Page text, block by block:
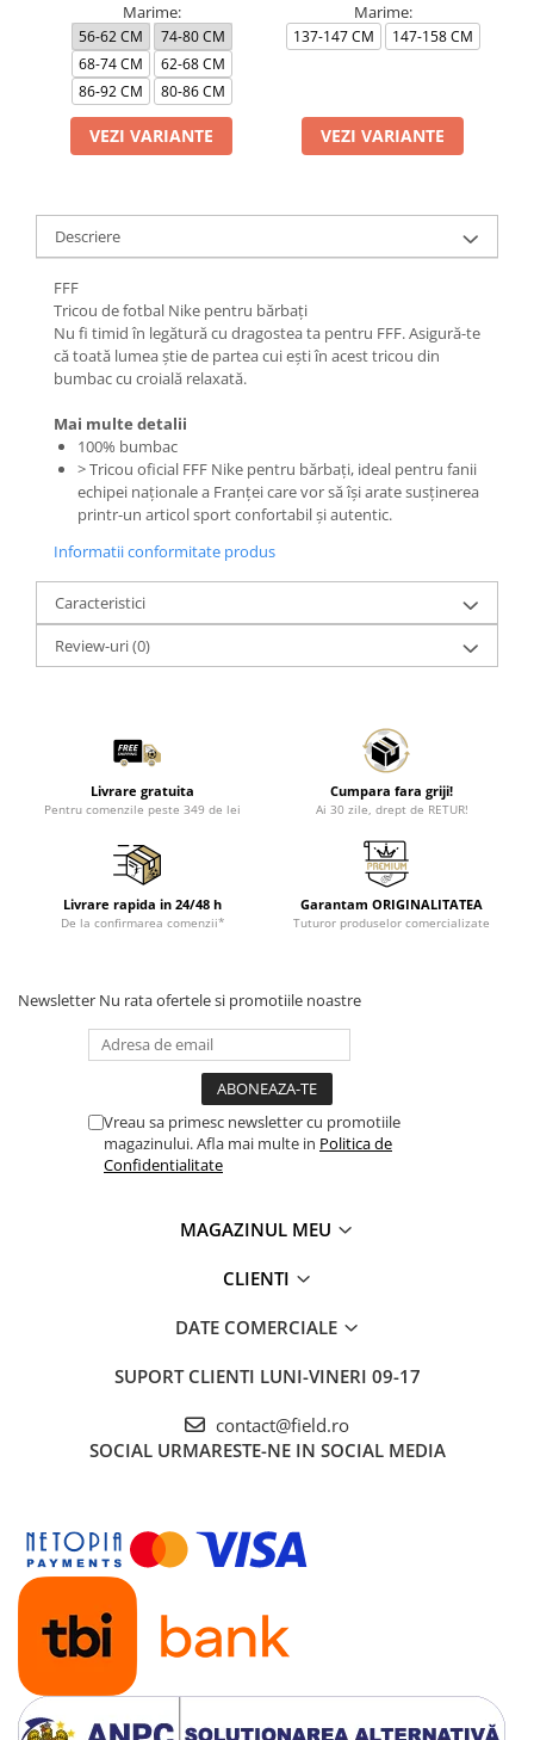
Marime:
56-62 CM
74-80 CM
68-74 CM
62-68 CM
86-92 CM
80-86 CM
VEZI VARIANTE
Marime:
137-147 CM 147-158 CM
VEZI VARIANTE
Descriere
FFF
Tricou de fotbal Nike pentru bărbați
Nu fi timid în legătură cu dragostea ta pentru FFF. Asigură-te
că toată lumea știe de partea cui ești în acest tricou din
bumbac cu croială relaxată.
Mai multe detalii
100% bumbac
> Tricou oficial FFF Nike pentru bărbați, ideal pentru fanii
echipei naționale a Franței care vor să își arate susținerea
printr-un articol sport confortabil și autentic.
Informatii conformitate produs
Caracteristici
Review-uri(0)
Livrare gratuita
Pentru comenzile peste 349 de lei
Cumpara fara griji!
Ai 30 zile, drept de RETUR!
Livrare rapida in 24/48 h
De la confirmarea comenzii*
Garantam ORIGINALITATEA
Tuturor produselor comercializate
Newsletter Nu rata ofertele si promotiile noastre
Vreau sa primesc newsletter cu promotiile
magazinului. Afla mai multe in Politica de
Confidentialitate
MAGAZINUL MEU
CLIENTI
DATE COMERCIALE
SUPORT CLIENTI LUNI-VINERI 09-17
contact@field.ro
SOCIAL URMARESTE-NE IN SOCIAL MEDIA